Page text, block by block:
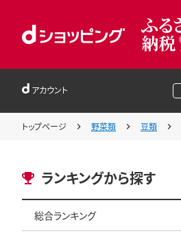
アカウント
トップページ 野菜類 豆類
ランキングから探す
総合ランキング